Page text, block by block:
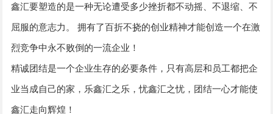
鑫汇要塑造的是一种无论遭受多少挫折都不动摇、不退缩、不
屈服的意志力。 拥有了百折不挠的创业精神才能创造一个在激
烈竞争中永不败倒的一流企业！
精诚团结是一个企业生存的必要条件，只有高层和员工都把企
业当成自己的家，乐鑫汇之乐，忧鑫汇之忧，团结一心才能使
鑫汇走向辉煌！